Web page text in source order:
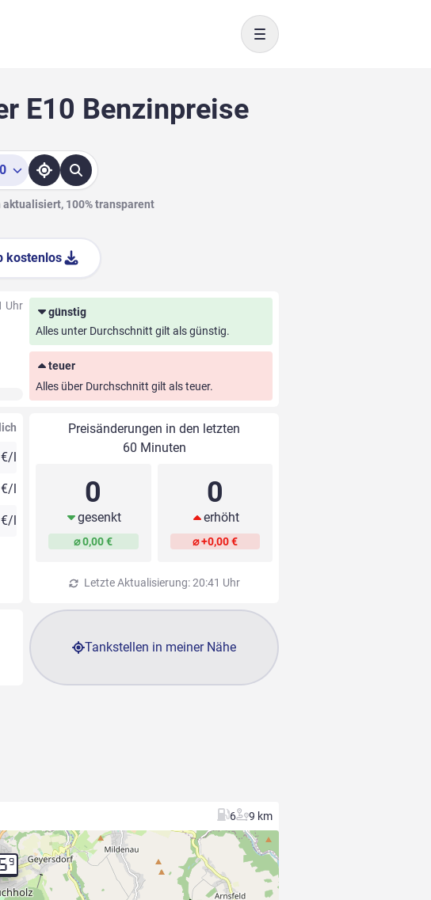
Toggle navigation
E10 Benzinpreise
100% transparent
kostenlos
Uhr
günstig
Alles unter Durchschnitt gilt als günstig.
teuer
Alles über Durchschnitt gilt als teuer.
l
l
l
Preisänderungen in den letzten
60 Minuten
0
gesenkt
⌀ 0,00 €
0
erhöht
⌀ +0,00 €
Letzte Aktualisierung: 20:41 Uhr
Tankstellen in meiner Nähe
6 9 km
9